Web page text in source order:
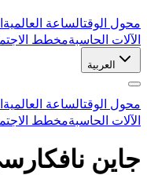
محول الوقتالساعة العالمية
الآلات الحاسبةمخطط
العربية
محول الوقتالساعة العالمية
الآلات الحاسبةمخطط
جاين